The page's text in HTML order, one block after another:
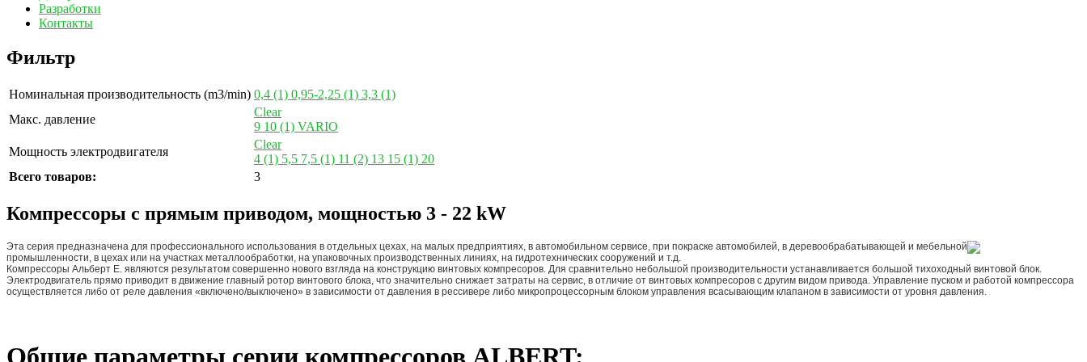
Разработки
Контакты
Фильтр
Номинальная производительность (m3/min) 0,4 (1) 0,95-2,25 (1) 3,3 (1)
Макс. давление
Clear
9 10 (1) VARIO
Мощность электродвигателя
Clear
4 (1) 5,5 7,5 (1) 11 (2) 13 15 (1) 20
Всего товаров:
3
Компрессоры с прямым приводом, мощностью 3 - 22 kW
Эта серия предназначена для профессионального использования в отдельных цехах, на малых предприятиях, в автомобильном сервисе, при покраске автомобилей, в деревообрабатывающей и мебельной
промышленности, в цехах или на участках металлообработки, на упаковочных производственных линиях, на гидротехнических сооружений и т.д.
Компрессоры Альберт E. являются результатом совершенно нового взгляда на конструкцию винтовых компресоров. Для сравнительно небольшой производительности устанавливается большой тихоходный винтовой блок.
Электродвигатель прямо приводит в движение главный ротор винтового блока, что значительно снижает затраты на сервис, в отличие от винтовых компресоров с другим видом привода. Управление пуском и работой компрессора
осуществляется либо от реле давления «включено/выключено» в зависимости от давления в рессивере либо микропроцессорным блоком управления всасывающим клапаном в зависимости от уровня давления.